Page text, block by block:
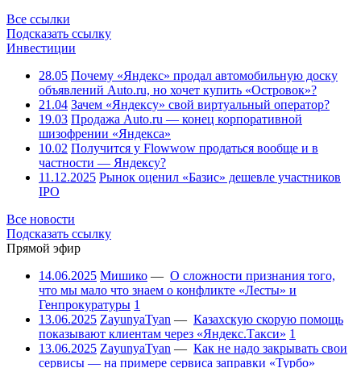
Все ссылки
Подсказать ссылку
Инвестиции
28.05 Почему «Яндекс» продал автомобильную доску
объявлений Auto.ru, но хочет купить «Островок»?
21.04 Зачем «Яндексу» свой виртуальный оператор?
19.03 Продажа Auto.ru — конец корпоративной
шизофрении «Яндекса»
10.02 Получится у Flowwow продаться вообще и в
частности — Яндексу?
11.12.2025 Рынок оценил «Базис» дешевле участников
IPO
Все новости
Подсказать ссылку
Прямой эфир
14.06.2025 Мишико — О сложности признания того,
что мы мало что знаем о конфликте «Лесты» и
Генпрокуратуры 1
13.06.2025 ZayunyaTyan — Казахскую скорую помощь
показывают клиентам через «Яндекс.Такси» 1
13.06.2025 ZayunyaTyan — Как не надо закрывать свои
сервисы — на примере сервиса заправки «Турбо»